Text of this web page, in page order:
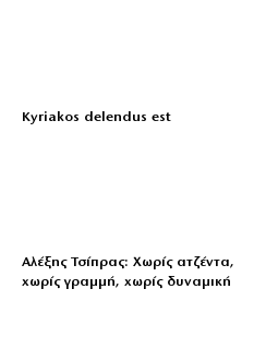
Kyriakos delendus est
Αλέξης Τσίπρας: Χωρίς ατζέντα,
χωρίς γραμμή, χωρίς δυναμική